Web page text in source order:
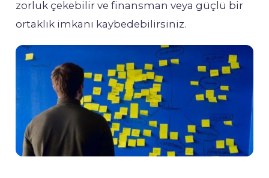
zorluk çekebilir ve finansman veya güçlü bir
ortaklık imkanı kaybedebilirsiniz.